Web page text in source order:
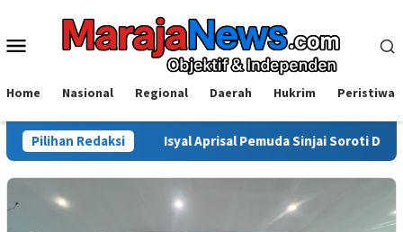
konten
Menu
Home Nasional Regional Daerah Hukrim Peristiwa
Pilihan RedaksiIsyal Aprisal Pemuda Sinjai Soroti Dugaan Main